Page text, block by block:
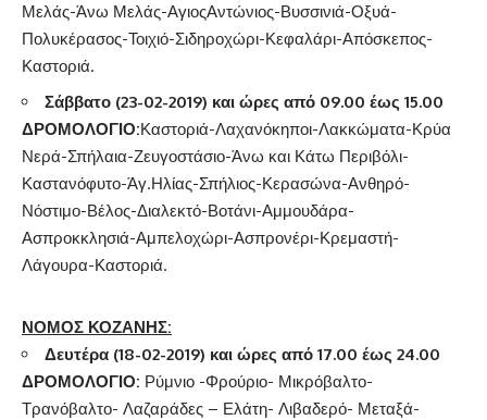
Μελάς-Άνω Μελάς-ΑγιοςΑντώνιος-Βυσσινιά-Οξυά-
Πολυκέρασος-Τοιχιό-Σιδηροχώρι-Κεφαλάρι-Απόσκεπος-
Καστοριά.
Σάββατο (23-02-2019) και ώρες από 09.00 έως 15.00
ΔΡΟΜΟΛΟΓΙΟ:Καστοριά-Λαχανόκηποι-Λακκώματα-Κρύα
Νερά-Σπήλαια-Ζευγοστάσιο-Άνω και Κάτω Περιβόλι-
Καστανόφυτο-Άγ.Ηλίας-Σπήλιος-Κερασώνα-Ανθηρό-
Νόστιμο-Βέλος-Διαλεκτό-Βοτάνι-Αμμουδάρα-
Ασπροκκλησιά-Αμπελοχώρι-Ασπρονέρι-Κρεμαστή-
Λάγουρα-Καστοριά.
ΝΟΜΟΣ ΚΟΖΑΝΗΣ:
Δευτέρα (18-02-2019) και ώρες από 17.00 έως 24.00
ΔΡΟΜΟΛΟΓΙΟ: Ρύμνιο -Φρούριο- Μικρόβαλτο-
Τρανόβαλτο- Λαζαράδες – Ελάτη- Λιβαδερό- Μεταξά-